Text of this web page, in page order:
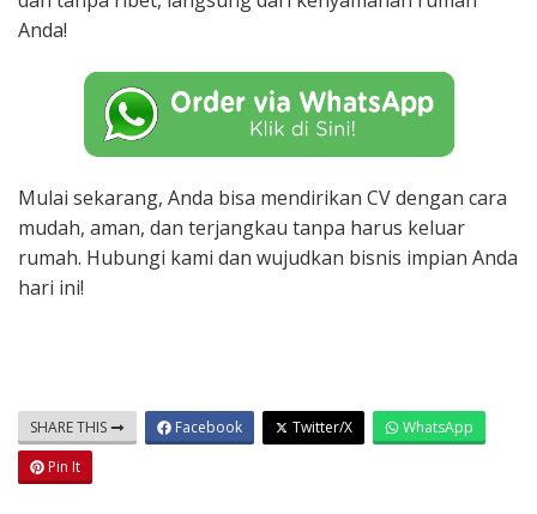
Anda!
Mulai sekarang, Anda bisa mendirikan CV dengan cara
mudah, aman, dan terjangkau tanpa harus keluar
rumah. Hubungi kami dan wujudkan bisnis impian Anda
hari ini!
SHARE THIS Facebook Twitter/X
WhatsApp
Pin It